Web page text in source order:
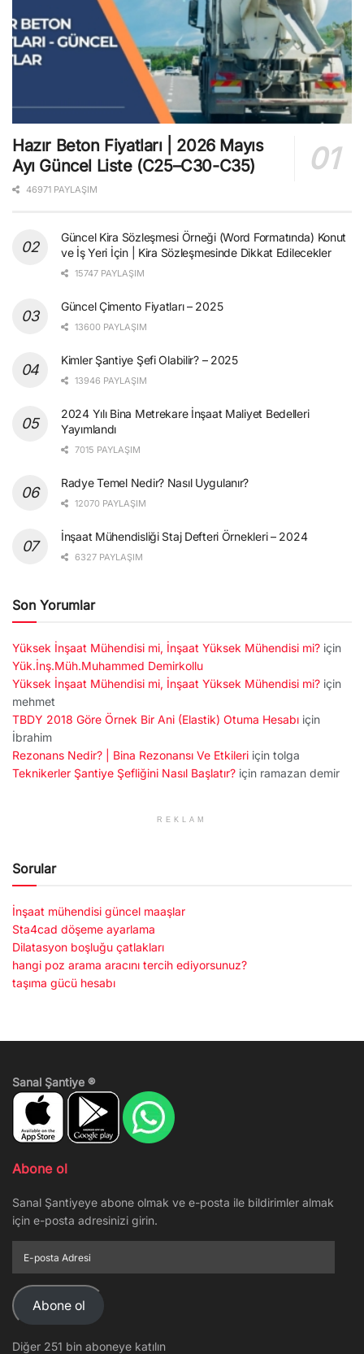
Hazır Beton Fiyatları | 2026 Mayıs
Ayı Güncel Liste (C25–C30-C35)
46971 PAYLAŞIM
Güncel Kira Sözleşmesi Örneği (Word Formatında) Konut
ve İş Yeri İçin | Kira Sözleşmesinde Dikkat Edilecekler
15747 PAYLAŞIM
Güncel Çimento Fiyatları – 2025
13600 PAYLAŞIM
Kimler Şantiye Şefi Olabilir? – 2025
13946 PAYLAŞIM
2024 Yılı Bina Metrekare İnşaat Maliyet Bedelleri
Yayımlandı
7015 PAYLAŞIM
Radye Temel Nedir? Nasıl Uygulanır?
12070 PAYLAŞIM
İnşaat Mühendisliği Staj Defteri Örnekleri – 2024
6327 PAYLAŞIM
Son Yorumlar
Yüksek İnşaat Mühendisi mi, İnşaat Yüksek Mühendisi mi? için
Yük.İnş.Müh.Muhammed Demirkollu
Yüksek İnşaat Mühendisi mi, İnşaat Yüksek Mühendisi mi? için
mehmet
TBDY 2018 Göre Örnek Bir Ani (Elastik) Otuma Hesabı için
İbrahim
Rezonans Nedir? | Bina Rezonansı Ve Etkileri için tolga
Teknikerler Şantiye Şefliğini Nasıl Başlatır? için ramazan demir
REKLAM
Sorular
İnşaat mühendisi güncel maaşlar
Sta4cad döşeme ayarlama
Dilatasyon boşluğu çatlakları
hangi poz arama aracını tercih ediyorsunuz?
taşıma gücü hesabı
Sanal Şantiye ®
Abone ol
Sanal Şantiyeye abone olmak ve e-posta ile bildirimler almak
için e-posta adresinizi girin.
posta
Adresi
Abone ol
Diğer 251 bin aboneye katılın